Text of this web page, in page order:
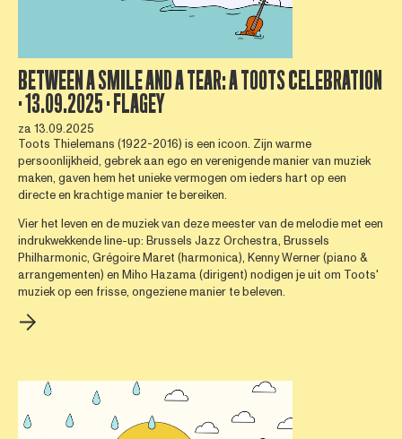
BETWEEN A SMILE AND A TEAR: A TOOTS CELEBRATION
· 13.09.2025 · FLAGEY
za 13.09.2025
Toots Thielemans (1922-2016) is een icoon. Zijn warme
persoonlijkheid, gebrek aan ego en verenigende manier van muziek
maken, gaven hem het unieke vermogen om ieders hart op een
directe en krachtige manier te bereiken.
Vier het leven en de muziek van deze meester van de melodie met een
indrukwekkende line-up: Brussels Jazz Orchestra, Brussels
Philharmonic, Grégoire Maret (harmonica), Kenny Werner (piano &
arrangementen) en Miho Hazama (dirigent) nodigen je uit om Toots'
muziek op een frisse, ongeziene manier te beleven.